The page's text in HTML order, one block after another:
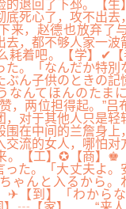
的退回了下邳。
底死心了，攻不出去
来，赵德也放弃了
去，都不够人家一波
耗着吧。【学】✔
た。「なんだか特別
ぶん子供のときの記
なんてほんのたま
两位担得起。”吕
，对于其他人只是轻
围在中间的兰詹身上
交流的女人，哪怕对
。【工】✪【商】♚
った。「大丈夫よ。
ゃんと入るから。
✈【到】「わからな